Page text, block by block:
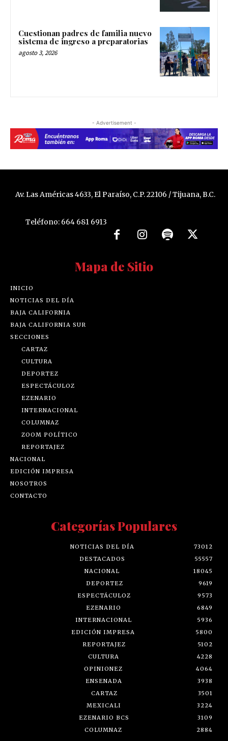
Cuestionan padres de familia nuevo
sistema de ingreso a preparatorias
agosto 3, 2026
- Advertisement -
Av. Las Américas 4633, El Paraíso, C.P. 22106 / Tijuana, B.C.
Teléfono: 664 681 6913
Mapa de Sitio
INICIO
NOTICIAS DEL DÍA
BAJA CALIFORNIA
BAJA CALIFORNIA SUR
SECCIONES
CARTAZ
CULTURA
DEPORTEZ
ESPECTÁCULOZ
EZENARIO
INTERNACIONAL
COLUMNAZ
ZOOM POLÍTICO
REPORTAJEZ
NACIONAL
EDICIÓN IMPRESA
NOSOTROS
CONTACTO
Categorías Populares
NOTICIAS DEL DÍA
73012
DESTACADOS
55557
NACIONAL
18045
DEPORTEZ
9619
ESPECTÁCULOZ
9573
EZENARIO
6849
INTERNACIONAL
5936
EDICIÓN IMPRESA
5800
REPORTAJEZ
5102
CULTURA
4228
OPINIONEZ
4064
ENSENADA
3938
CARTAZ
3501
MEXICALI
3224
EZENARIO BCS
3109
COLUMNAZ
2884